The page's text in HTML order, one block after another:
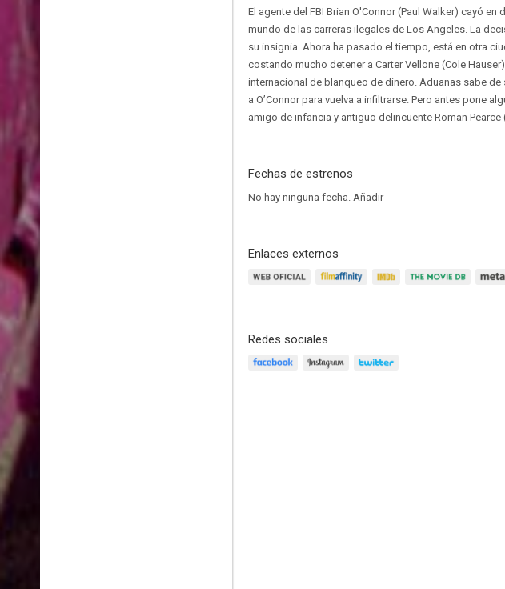
El agente del FBI Brian O'Connor (Paul Walker) cayó
mundo de las carreras ilegales de Los Angeles. La
su insignia. Ahora ha pasado el tiempo, está en otra
costando mucho detener a Carter Vellone (Cole
internacional de blanqueo de dinero. Aduanas sabe
a O’Connor para vuelva a infiltrarse. Pero antes pone
amigo de infancia y antiguo delincuente Roman
Fechas de estrenos
No hay ninguna fecha. Añadir
Enlaces externos
Redes sociales